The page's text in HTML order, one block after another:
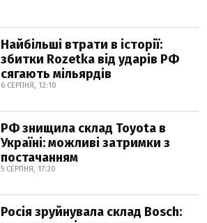
Найбільші втрати в історії:
збитки Rozetka від ударів РФ
сягають мільярдів
6 СЕРПНЯ, 12:10
РФ знищила склад Toyota в
Україні: можливі затримки з
постачанням
5 СЕРПНЯ, 17:20
Росія зруйнувала склад Bosch: